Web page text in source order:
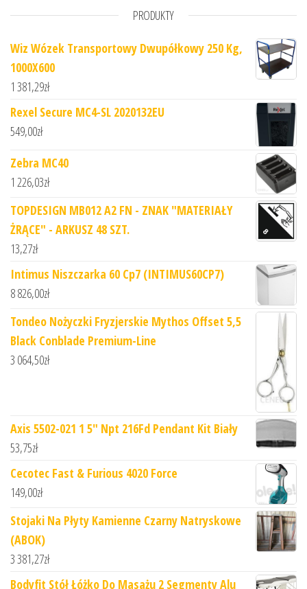
PRODUKTY
Wiz Wózek Transportowy Dwupółkowy 250 Kg,
1000X600
1 381,29zł
Rexel Secure MC4-SL 2020132EU
549,00zł
Zebra MC40
1 226,03zł
TOPDESIGN MB012 A2 FN - ZNAK "MATERIAŁY
ŻRĄCE" - ARKUSZ 48 SZT.
13,27zł
Intimus Niszczarka 60 Cp7 (INTIMUS60CP7)
8 826,00zł
Tondeo Nożyczki Fryzjerskie Mythos Offset 5,5
Black Conblade Premium-Line
3 064,50zł
Axis 5502-021 1 5" Npt 216Fd Pendant Kit Biały
53,75zł
Cecotec Fast & Furious 4020 Force
149,00zł
Stojaki Na Płyty Kamienne Czarny Natryskowe
(ABOK)
3 381,27zł
Bodyfit Stół Łóżko Do Masażu 2 Segmenty Alu